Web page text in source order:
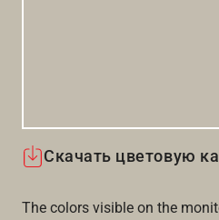
Скачать цветовую
The colors visible on the